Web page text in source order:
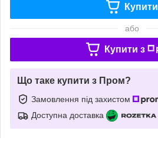
Купити
або
Купити з
Що таке купити з Пром?
Замовлення під захистом
Доступна доставка